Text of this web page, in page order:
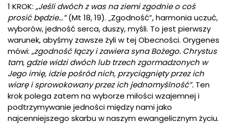
1 KROK: „Jeśli dwóch z was na ziemi zgodnie o coś
prosić będzie…”(Mt 18, 19). „Zgodność”, harmonia uczuć,
wyborów, jedność serca, duszy, myśli. To jest pierwszy
warunek, abyśmy zawsze żyli w tej Obecności. Orygenes
mówi: „zgodność łączy i zawiera syna Bożego. Chrystus
tam, gdzie widzi dwóch lub trzech zgormadzonych w
Jego imię, idzie pośród nich, przyciągnięty przez ich
wiarę i sprowokowany przez ich jednomyślność”. Ten
krok polega zatem na wyborze miłości wzajemnej i
podtrzymywanie jedności między nami jako
najcenniejszego skarbu w naszym ewangelicznym życiu.